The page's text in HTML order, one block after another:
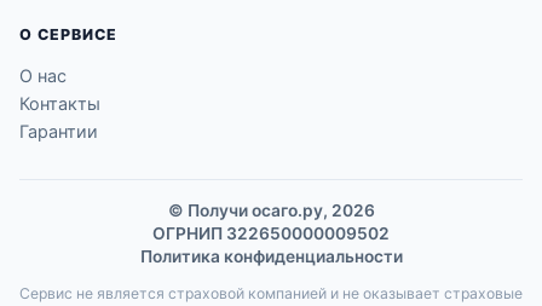
О СЕРВИСЕ
О нас
Контакты
Гарантии
© Получи осаго.ру, 2026
ОГРНИП 322650000009502
Политика конфиденциальности
Сервис не является страховой компанией и не оказывает страховые